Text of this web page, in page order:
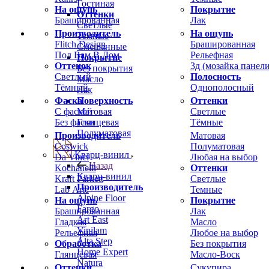
На ощупь
Брашированная
Покрытие
Лак
Производитель
Flitch Design
Пол Вам В Дом
Оттенок
Светлый
Тёмный
На ощупь
Брашированная
Рельефная
3д (мозайка
Полосность
Однополосный
Фаска
С фаской
Без фаски
Оттенки
Светлые
Тёмные
Производитель
Coswick
Da Vinci
Kochanelli
Kraft Parkett
Lab Arte
На ощупь
Брашированная
Гладкая
Рельефная
Обработка
Глянцевая
Матовая
Полуматовая
Любая на выбор
Оттенки
Светлые
Темные
Покрытие
Лак
Масло
Любое на выбор
Без покрытия
Масло-Воск
Гостиная
Оттенки
Светлые
Темные
Смешанные
Покрытие
Без покрытия
Масло
Лак
Поверхность
Матовая
Глянцевая
Полуматовая
Кварц-винил
Назад
Кварц-винил
Производитель
Alpine Floor
Fargo
Art East
Vinilam
Alta Step
Home Expert
Natura